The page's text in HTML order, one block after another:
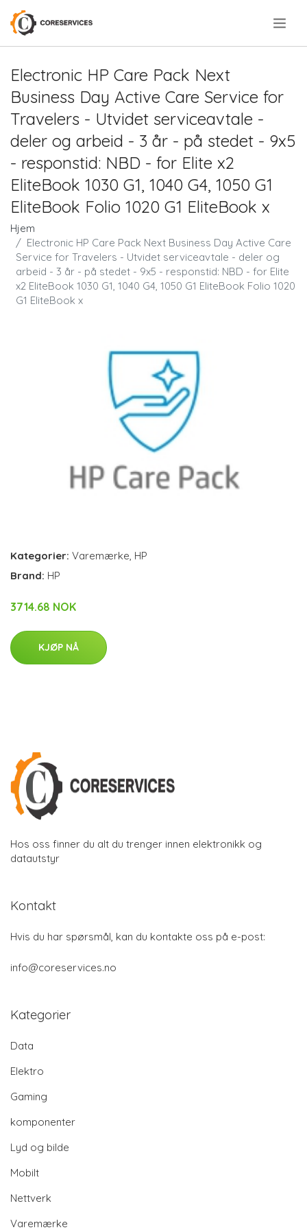
Electronic HP Care Pack Next
Business Day Active Care Service for
Travelers - Utvidet serviceavtale -
deler og arbeid - 3 år - på stedet - 9x5
- responstid: NBD - for Elite x2
EliteBook 1030 G1, 1040 G4, 1050 G1
EliteBook Folio 1020 G1 EliteBook x
Hjem
Electronic HP Care Pack Next Business Day Active Care
Service for Travelers - Utvidet serviceavtale - deler og
arbeid - 3 år - på stedet - 9x5 - responstid: NBD - for Elite
x2 EliteBook 1030 G1, 1040 G4, 1050 G1 EliteBook Folio 1020
G1 EliteBook x
Kategorier: Varemærke HP
Brand: HP
3714.68 NOK
KJØP NÅ
Hos oss finner du alt du trenger innen elektronikk og
datautstyr
Kontakt
Hvis du har spørsmål, kan du kontakte oss på e-post:
info@coreservices.no
Kategorier
Data
Elektro
Gaming
komponenter
Lyd og bilde
Mobilt
Nettverk
Varemærke